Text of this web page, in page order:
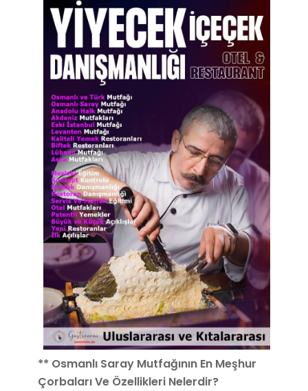
** Osmanlı Saray Mutfağının En Meşhur
Çorbaları Ve Özellikleri Nelerdir?